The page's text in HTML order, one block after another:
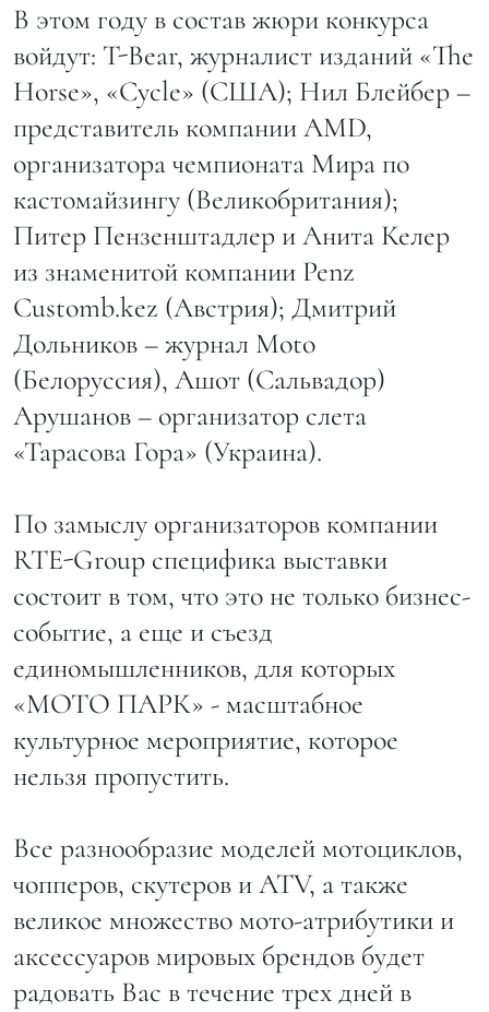
В этом году в состав жюри конкурса
войдут: T-Bear, журналист изданий «The
Horse», «Cycle» (США); Нил Блейбер –
представитель компании AMD,
организатора чемпионата Мира по
кастомайзингу (Великобритания);
Питер Пензенштадлер и Анита Келер
из знаменитой компании Penz
Customb.kez (Австрия); Дмитрий
Дольников – журнал Moto
(Белоруссия), Ашот (Сальвадор)
Арушанов – организатор слета
«Тарасова Гора» (Украина).
По замыслу организаторов компании
RTE-Group специфика выставки
состоит в том, что это не только бизнес-
событие, а еще и съезд
единомышленников, для которых
«МОТО ПАРК» - масштабное
культурное мероприятие, которое
нельзя пропустить.
Все разнообразие моделей мотоциклов,
чопперов, скутеров и ATV, а также
великое множество мото-атрибутики и
аксессуаров мировых брендов будет
радовать Вас в течение трех дней в